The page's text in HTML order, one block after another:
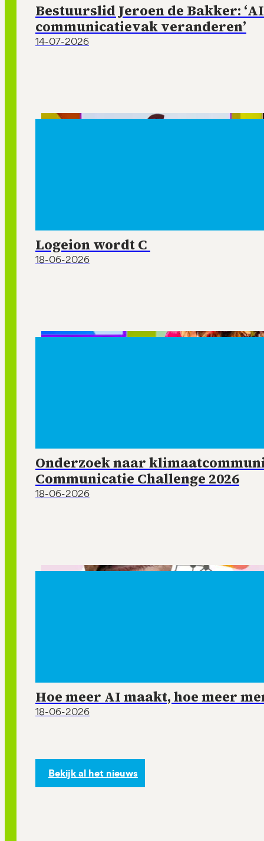
Bestuurslid Jeroen de Bakker:
communicatievak veranderen’
14-07-2026
Logeion wordt C
18-06-2026
Onderzoek naar
Communicatie Challenge 2026
18-06-2026
Hoe meer AI maakt, hoe meer
18-06-2026
Bekijk al het nieuws